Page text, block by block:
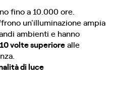
fino a 10.000 ore.
un'illuminazione ampia
ambienti e hanno
volte superiorealle
di luce